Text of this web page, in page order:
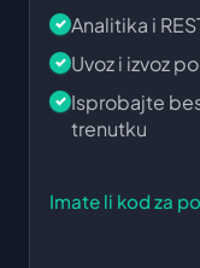
Analitika i
Uvoz i izvoz
Isprobajte
trenutku
Imate li kod za